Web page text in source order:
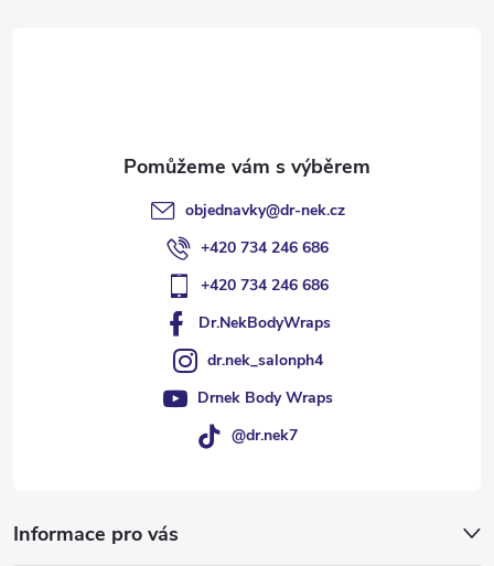
objednavky@dr-nek.cz
+420 734 246 686
+420 734 246 686
Dr.NekBodyWraps
dr.nek_salonph4
Drnek Body Wraps
@dr.nek7
Informace pro vás